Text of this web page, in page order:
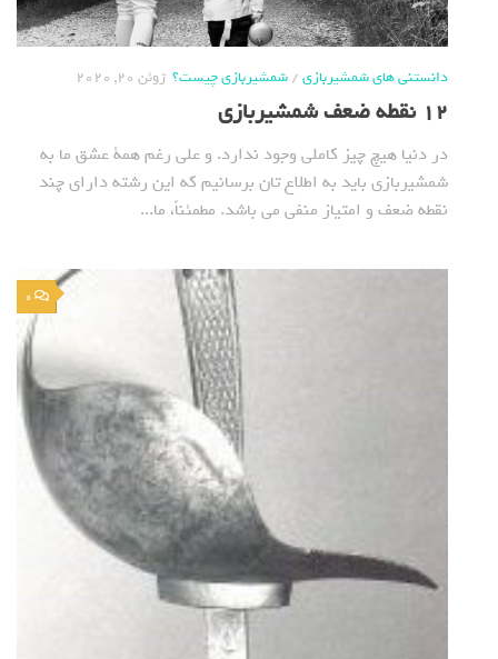
دانستنی های شمشیربازی/شمشیربازی چیست؟ ژوئن 20, 2020
12 نقطه ضعف شمشیربازی
در دنیا هیچ چیز کاملی وجود ندارد. و علی رغم همة عشق ما به
شمشیربازی باید به اطلاع تان برسانیم که این رشته دارای چند
نقطه ضعف و امتیاز منفی می باشد. مطمئناً، ما...
0